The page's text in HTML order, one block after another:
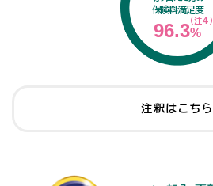
保険料満足度
96.3%
（注4）
注釈はこちら